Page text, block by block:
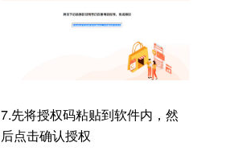
7.先将授权码粘贴到软件内，然
后点击确认授权